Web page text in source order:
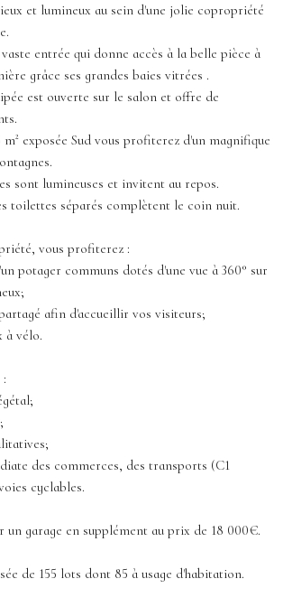
et lumineux au sein d'une jolie copropriété
entrée qui donne accès à la belle pièce à
grâce ses grandes baies vitrées .
est ouverte sur le salon et offre de
exposée Sud vous profiterez d'un magnifique
sont lumineuses et invitent au repos.
toilettes séparés complètent le coin nuit.
vous profiterez :
potager communs dotés d'une vue à 360° sur
afin d'accueillir vos visiteurs;
à vélo.
des commerces, des transports (C1
cyclables.
un garage en supplément au prix de 18 000€.
de 155 lots dont 85 à usage d'habitation.